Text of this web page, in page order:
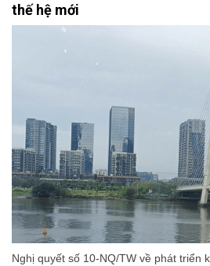
thế hệ mới
Nghị quyết số 10-NQ/TW về phát triển